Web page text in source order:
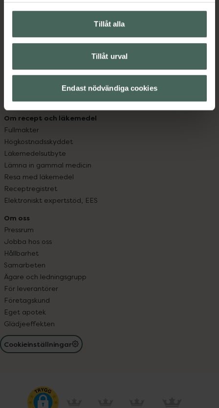
Tillåt alla
Tillåt urval
Endast nödvändiga cookies
Handla tryggt
Leverans, betalning och retur
Sajtens tillgänglighet
Köpvillkor
Om recept och läkemedel
Fullmakter
Högkostnadsskyddet
Läkemedelsutbyte
Lämna in gammal medicin
Resa med läkemedel
Receptregistret
Elektroniskt expertstöd, EES
Om oss
Pressrum
Jobba hos oss
Hållbarhet
Samarbeten
Ägare och ledningsgrupp
För leverantörer
Företagskund
Eget apotek
Glädjeeffekten
Cookieinställningar